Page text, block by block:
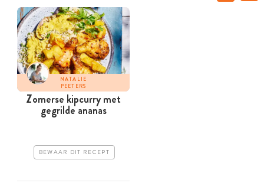
NATALIE
PEETERS
Zomerse kipcurry met
gegrilde ananas
BEWAAR DIT RECEPT